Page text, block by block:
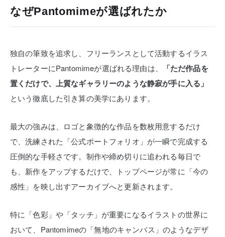
なぜPantomimeが選ばれたか
独自の筆致を追求し、フリーランスとして活動するイラス
トレーターにPantomimeが選ばれる理由は、
「ただ作品を
置くだけで、上質なギャラリーのような静寂が手に入る」
という徹底した引き算の美学にあります。
最大の強みは、ロゴと象徴的な作品を数枚用意するだけ
で、洗練された「公式ポートフォリオ」が一瞬で完成する
圧倒的な手軽さです。制作や締め切りに追われる毎日で
も、新作をアップするだけで、トップページが常に「今の
感性」を映し出すアーカイブへと更新されます。
特に「色彩」や「タッチ」が重要になるイラストの世界に
おいて、Pantomimeの「無地のキャンバス」のようなデザ